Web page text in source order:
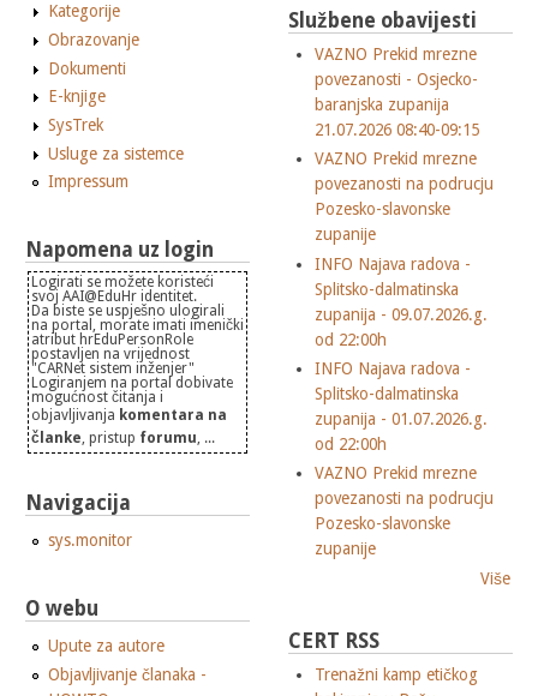
Kategorije
Obrazovanje
Dokumenti
E-knjige
SysTrek
Usluge za sistemce
Impressum
Napomena uz login
Logirati se možete koristeći
svoj AAI@EduHr identitet.
Da biste se uspješno ulogirali
na portal, morate imati imenički
atribut hrEduPersonRole
postavljen na vrijednost
"CARNet sistem inženjer"
Logiranjem na portal dobivate
mogućnost čitanja i
objavljivanja komentara na
članke, pristup forumu, ...
Navigacija
sys.monitor
O webu
Upute za autore
Objavljivanje članaka -
Službene obavijesti
VAZNO Prekid mrezne
povezanosti - Osjecko-
baranjska zupanija
21.07.2026 08:40-09:15
VAZNO Prekid mrezne
povezanosti na podrucju
Pozesko-slavonske
zupanije
INFO Najava radova -
Splitsko-dalmatinska
zupanija - 09.07.2026.g.
od 22:00h
INFO Najava radova -
Splitsko-dalmatinska
zupanija - 01.07.2026.g.
od 22:00h
VAZNO Prekid mrezne
povezanosti na podrucju
Pozesko-slavonske
zupanije
Više
CERT RSS
Trenažni kamp etičkog